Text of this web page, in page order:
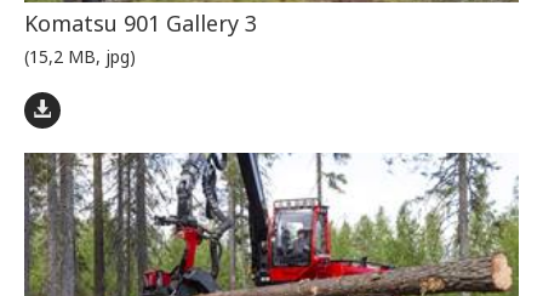
Komatsu 901 Gallery 3
(15,2 MB, jpg)